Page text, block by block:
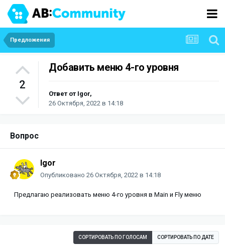
Предложения
2
Добавить меню 4-го уровня
Ответ от Igor,
26 Октября, 2022 в 14:18
Вопрос
Igor
Опубликовано 26 Октября, 2022 в 14:18
Предлагаю реализовать меню 4-го уровня в Main и Fly меню
СОРТИРОВАТЬ ПО ГОЛОСАМ СОРТИРОВАТЬ ПО ДАТЕ